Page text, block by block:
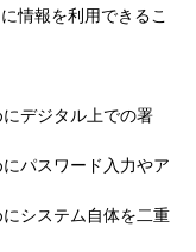
デジタル上での署
パスワード入力やア
システム自体を二重